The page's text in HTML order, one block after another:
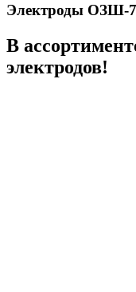
Электроды ОЗШ-7
В
электродов!